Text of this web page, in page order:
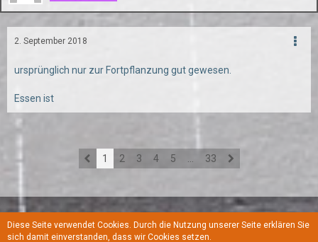
2. September 2018
ursprünglich nur zur Fortpflanzung gut gewesen.
Essen ist
1 2 3 4 5 33
Regeln Datenschutzerklärung Kontakt
Diese Seite verwendet Cookies. Durch die Nutzung unserer Seite erklären Sie
sich damit einverstanden, dass wir Cookies setzen.